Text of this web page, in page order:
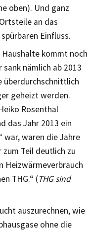
oben). Und ganz
an das
Einfluss.
kommt noch
nämlich ab 2013
überdurchschnittlich
geheizt werden.
Rosenthal
das Jahr 2013 ein
war, waren die Jahre
zum Teil deutlich zu
Heizwärmeverbrauch
THG.“ (THG sind
auszurechnen, wie
ohne die